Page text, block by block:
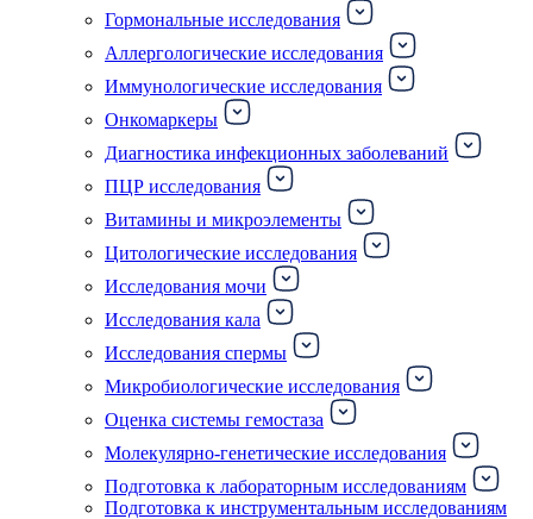
Гормональные исследования
Аллергологические исследования
Иммунологические исследования
Онкомаркеры
Диагностика инфекционных заболеваний
ПЦР исследования
Витамины и микроэлементы
Цитологические исследования
Исследования мочи
Исследования кала
Исследования спермы
Микробиологические исследования
Оценка системы гемостаза
Молекулярно-генетические исследования
Подготовка к лабораторным исследованиям
Подготовка к инструментальным исследованиям